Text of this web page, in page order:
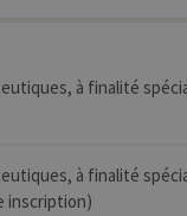
à finalité
à finalité
inscription)